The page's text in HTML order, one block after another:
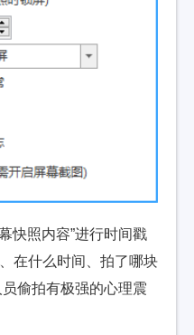
快照内容”进行时间戳
在什么时间、拍了哪块
偷拍有极强的心理震